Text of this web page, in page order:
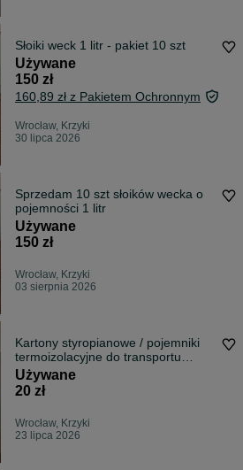
Słoiki weck 1 litr - pakiet 10 szt
Używane
150 zł
160,89 zł z Pakietem Ochronnym
Wrocław, Krzyki
30 lipca 2026
Sprzedam 10 szt słoików wecka o
pojemności 1 litr
Używane
150 zł
Wrocław, Krzyki
03 sierpnia 2026
Kartony styropianowe / pojemniki
termoizolacyjne do transportu
żywności
Używane
20 zł
Wrocław, Krzyki
23 lipca 2026